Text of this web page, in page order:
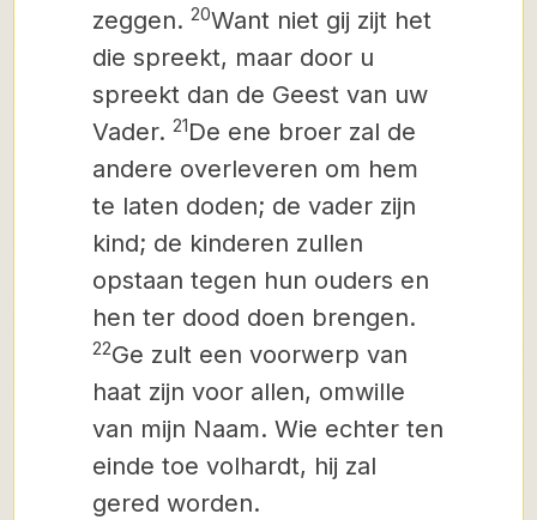
zeggen. 20Want niet gij zijt het
die spreekt, maar door u
spreekt dan de Geest van uw
Vader. 21De ene broer zal de
andere overleveren om hem
te laten doden; de vader zijn
kind; de kinderen zullen
opstaan tegen hun ouders en
hen ter dood doen brengen.
22Ge zult een voorwerp van
haat zijn voor allen, omwille
van mijn Naam. Wie echter ten
einde toe volhardt, hij zal
gered worden.